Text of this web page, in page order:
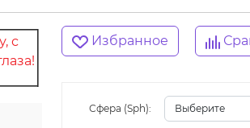
с
Избранное
Сфера (Sph):